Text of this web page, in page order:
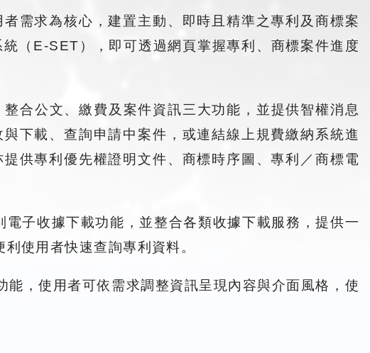
需求為核心，建置主動、即時且精準之專利及商標案
（E-SET），即可透過網頁掌握專利、商標案件進度
合公文、繳費及案件資訊三大功能，並提供智權消息
下載、查詢申請中案件，或連結線上規費繳納系統進
供專利優先權證明文件、商標時序圖、專利／商標電
子收據下載功能，並整合各類收據下載服務，提供一
使用者快速查詢專利資料。
，使用者可依需求調整資訊呈現內容與介面風格，使